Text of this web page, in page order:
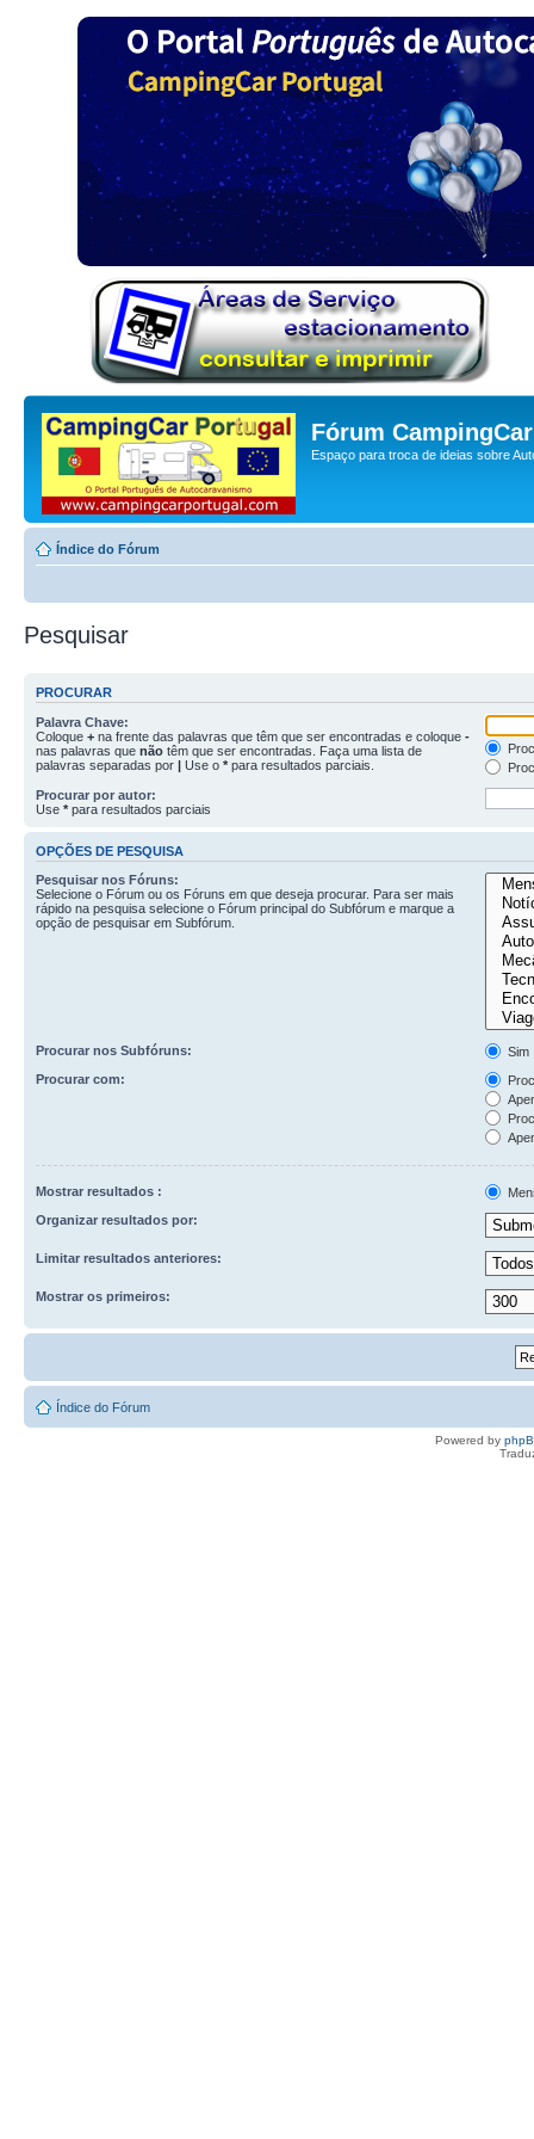
Fórum
Espaço para troca de ideias sobre
Índice do Fórum
Pesquisar
PROCURAR
Palavra Chave:
Coloque + na frente das palavras que têm que ser encontradas e coloque -
nas palavras que não têm que ser encontradas. Faça uma lista de
palavras separadas por | Use o * para resultados parciais.
Procurar por autor:
Use * para resultados parciais
OPÇÕES DE PESQUISA
Pesquisar nos Fóruns:
Selecione o Fórum ou os Fóruns em que deseja procurar. Para ser mais
rápido na pesquisa selecione o Fórum principal do Subfórum e marque a
opção de pesquisar em Subfórum.
Procurar nos Subfóruns:
Sim
Procurar com:
Mostrar resultados :
Organizar resultados por:
Limitar resultados anteriores:
Mostrar os primeiros:
Índice do Fórum
Powered by